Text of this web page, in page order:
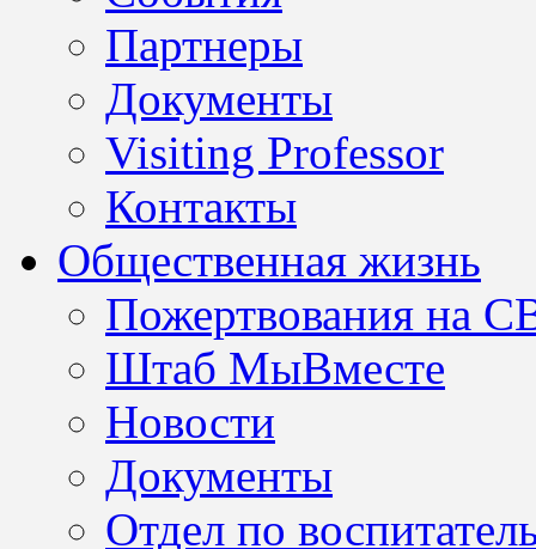
Партнеры
Документы
Visiting Professor
Контакты
Общественная жизнь
Пожертвования на
Штаб МыВместе
Новости
Документы
Отдел по